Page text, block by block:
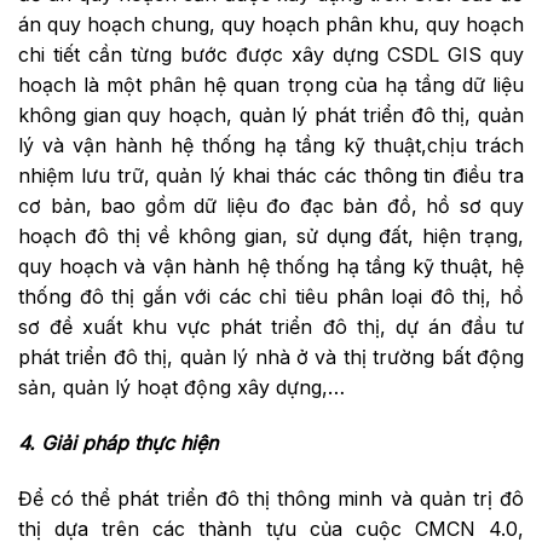
án quy hoạch chung, quy hoạch phân khu, quy hoạch
chi tiết cần từng bước được xây dựng CSDL GIS quy
hoạch là một phân hệ quan trọng của hạ tầng dữ liệu
không gian quy hoạch, quản lý phát triển đô thị, quản
lý và vận hành hệ thống hạ tầng kỹ thuật,chịu trách
nhiệm lưu trữ, quản lý khai thác các thông tin điều tra
cơ bản, bao gồm dữ liệu đo đạc bản đồ, hồ sơ quy
hoạch đô thị về không gian, sử dụng đất, hiện trạng,
quy hoạch và vận hành hệ thống hạ tầng kỹ thuật, hệ
thống đô thị gắn với các chỉ tiêu phân loại đô thị, hồ
sơ đề xuất khu vực phát triển đô thị, dự án đầu tư
phát triển đô thị, quản lý nhà ở và thị trường bất động
sản, quản lý hoạt động xây dựng,…
4. Giải pháp thực hiện
Để có thể phát triển đô thị thông minh và quản trị đô
thị dựa trên các thành tựu của cuộc CMCN 4.0,